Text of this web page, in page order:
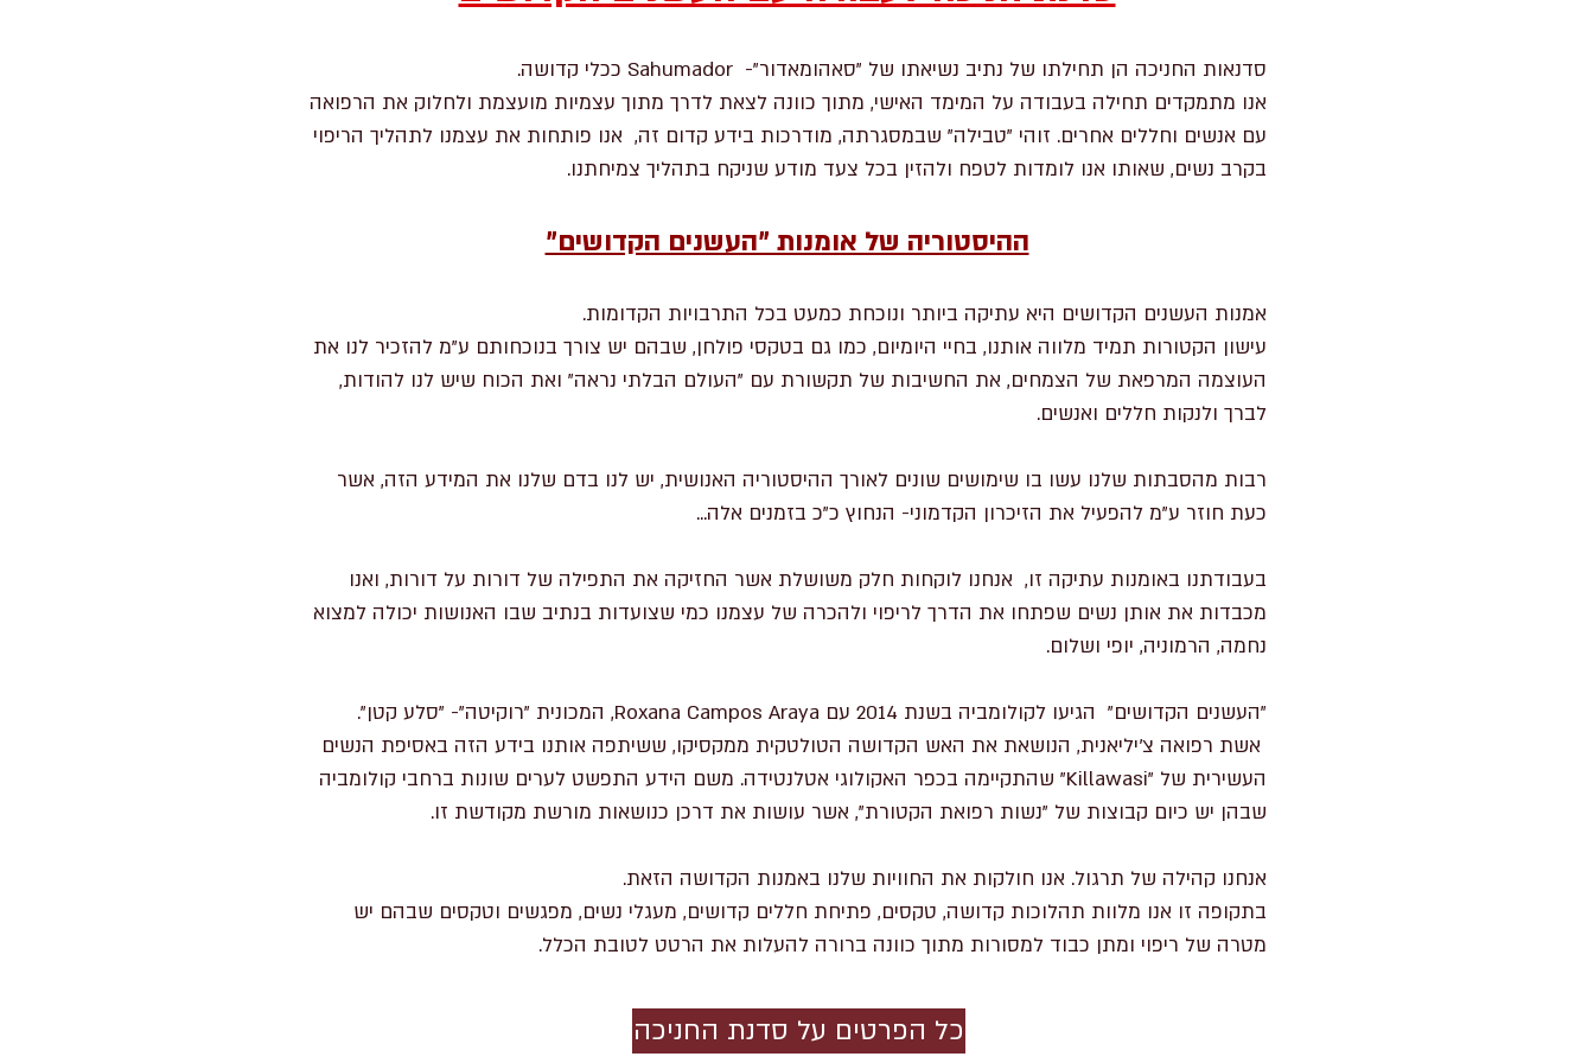
סדנאות החניכה הן תחילתו של נתיב נשיאתו של "סאהומאדור"- Sahumador ככלי קדושה.
אנו מתמקדים תחילה בעבודה על המימד האישי, מתוך כוונה לצאת לדרך מתוך עצמיות מועצמת ולחלוק את הרפואה
עם אנשים וחללים אחרים. זוהי "טבילה" שבמסגרתה, מודרכות בידע קדום זה, אנו פותחות את עצמנו לתהליך הריפוי
בקרב נשים, שאותו אנו לומדות לטפח ולהזין בכל צעד מודע שניקח בתהליך צמיחתנו.
ההיסטוריה של אומנות "העשנים הקדושים"
אמנות העשנים הקדושים היא עתיקה ביותר ונוכחת כמעט בכל התרבויות הקדומות.
עישון הקטורות תמיד מלווה אותנו, בחיי היומיום, כמו גם בטקסי פולחן, שבהם יש צורך בנוכחותם ע"מ להזכיר לנו את
העוצמה המרפאת של הצמחים, את החשיבות של תקשורת עם "העולם הבלתי נראה" ואת הכוח שיש לנו להודות,
לברך ולנקות חללים ואנשים.
רבות מהסבתות שלנו עשו בו שימושים שונים לאורך ההיסטוריה האנושית, יש לנו בדם שלנו את המידע הזה, אשר
כעת חוזר ע"מ להפעיל את הזיכרון הקדמוני- הנחוץ כ"כ בזמנים אלה...
בעבודתנו באומנות עתיקה זו, אנחנו לוקחות חלק משושלת אשר החזיקה את התפילה של דורות על דורות, ואנו
מכבדות את אותן נשים שפתחו את הדרך לריפוי ולהכרה של עצמנו כמי שצועדות בנתיב שבו האנושות יכולה למצוא
נחמה, הרמוניה, יופי ושלום.
"העשנים הקדושים" הגיעו לקולומביה בשנת 2014 עם Roxana Campos Araya, המכונית "רוקיטה"- "סלע קטן".
אשת רפואה צ'יליאנית, הנושאת את האש הקדושה הטולטקית ממקסיקו, ששיתפה אותנו בידע הזה באסיפת הנשים
העשירית של "Killawasi" שהתקיימה בכפר האקולוגי אטלנטידה. משם הידע התפשט לערים שונות ברחבי קולומביה
שבהן יש כיום קבוצות של "נשות רפואת הקטורת", אשר עושות את דרכן כנושאות מורשת מקודשת זו.
אנחנו קהילה של תרגול. אנו חולקות את החוויות שלנו באמנות הקדושה הזאת.
בתקופה זו אנו מלוות תהלוכות קדושה, טקסים, פתיחת חללים קדושים, מעגלי נשים, מפגשים וטקסים שבהם יש
מטרה של ריפוי ומתן כבוד למסורות מתוך כוונה ברורה להעלות את הרטט לטובת הכלל.
כל הפרטים על סדנת החניכה